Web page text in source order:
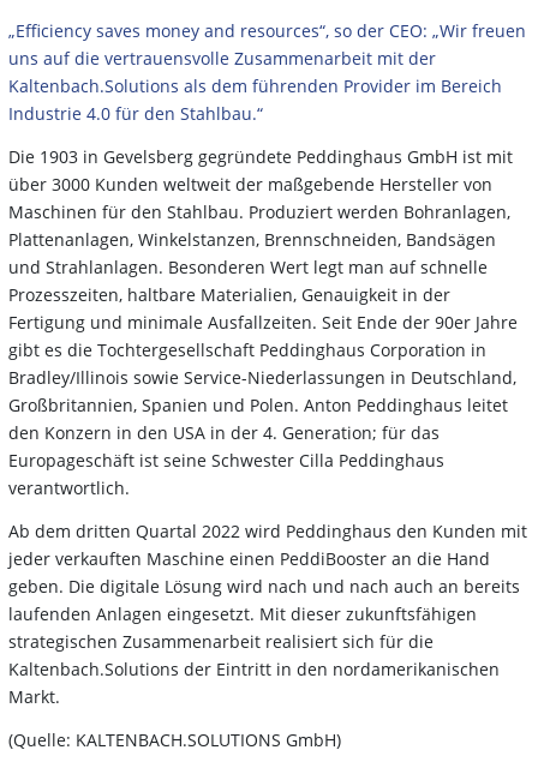
„Efficiency saves money and resources“, so der CEO: „Wir freuen
uns auf die vertrauensvolle Zusammenarbeit mit der
Kaltenbach.Solutions als dem führenden Provider im Bereich
Industrie 4.0 für den Stahlbau.“
Die 1903 in Gevelsberg gegründete Peddinghaus GmbH ist mit
über 3000 Kunden weltweit der maßgebende Hersteller von
Maschinen für den Stahlbau. Produziert werden Bohranlagen,
Plattenanlagen, Winkelstanzen, Brennschneiden, Bandsägen
und Strahlanlagen. Besonderen Wert legt man auf schnelle
Prozesszeiten, haltbare Materialien, Genauigkeit in der
Fertigung und minimale Ausfallzeiten. Seit Ende der 90er Jahre
gibt es die Tochtergesellschaft Peddinghaus Corporation in
Bradley/Illinois sowie Service-Niederlassungen in Deutschland,
Großbritannien, Spanien und Polen. Anton Peddinghaus leitet
den Konzern in den USA in der 4. Generation; für das
Europageschäft ist seine Schwester Cilla Peddinghaus
verantwortlich.
Ab dem dritten Quartal 2022 wird Peddinghaus den Kunden mit
jeder verkauften Maschine einen PeddiBooster an die Hand
geben. Die digitale Lösung wird nach und nach auch an bereits
laufenden Anlagen eingesetzt. Mit dieser zukunftsfähigen
strategischen Zusammenarbeit realisiert sich für die
Kaltenbach.Solutions der Eintritt in den nordamerikanischen
Markt.
(Quelle: KALTENBACH.SOLUTIONS GmbH)